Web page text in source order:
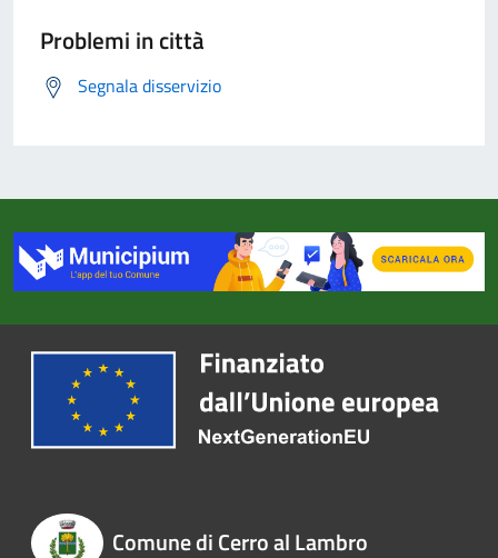
Problemi in città
Segnala disservizio
Comune di Cerro al Lambro